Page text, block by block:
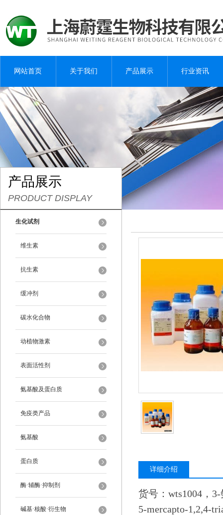
网站首页 关于我们 产品展示 行业资讯
产品展示
PRODUCT DISPLAY
生化试剂
维生素
抗生素
缓冲剂
碳水化合物
动植物激素
表面活性剂
氨基酸及蛋白质
免疫类产品
氨基酸
蛋白质
酶·辅酶·抑制剂
碱基·核酸·衍生物
详细介绍
货号：wts1004，
5-mercapto-1,2,4-